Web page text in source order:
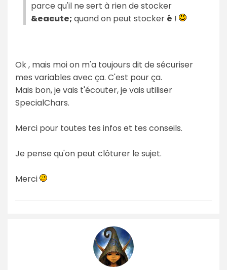
parce qu'il ne sert à rien de stocker
&eacute;quand on peut stocker é !
Ok , mais moi on m'a toujours dit de sécuriser
mes variables avec ça. C'est pour ça.
Mais bon, je vais t'écouter, je vais utiliser
SpecialChars.
Merci pour toutes tes infos et tes conseils.
Je pense qu'on peut clôturer le sujet.
Merci